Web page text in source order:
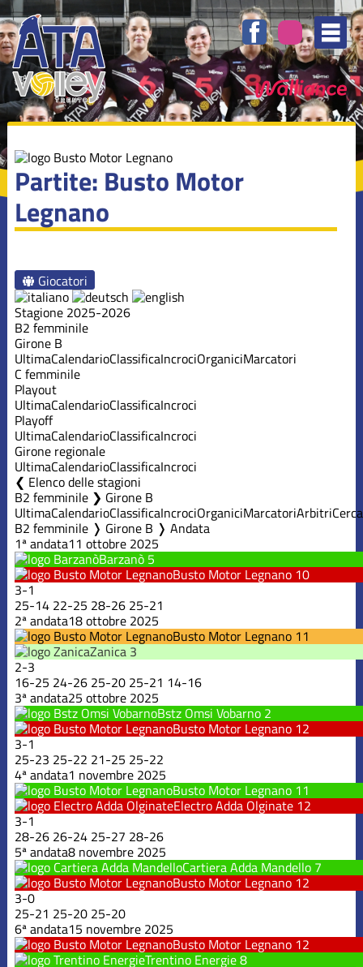
Partite: Busto Motor
Legnano
Giocatori
Stagione 2025-2026
B2 femminile
Girone B
UltimaCalendarioClassificaIncrociOrganiciMarcatori
C femminile
Playout
UltimaCalendarioClassificaIncroci
Playoff
UltimaCalendarioClassificaIncroci
Girone regionale
UltimaCalendarioClassificaIncroci
Elenco delle stagioni
B2 femminile ❯ Girone B
UltimaCalendarioClassificaIncrociOrganiciMarcatoriArbitriCerca
B2 femminile ❭ Girone B ❭ Andata
1ª andata11 ottobre 2025
Barzanò 5
Busto Motor Legnano 10
3-1
25-14 22-25 28-26 25-21
2ª andata18 ottobre 2025
Busto Motor Legnano 11
Zanica 3
2-3
16-25 24-26 25-20 25-21 14-16
3ª andata25 ottobre 2025
Bstz Omsi Vobarno 2
Busto Motor Legnano 12
3-1
25-23 25-22 21-25 25-22
4ª andata1 novembre 2025
Busto Motor Legnano 11
Electro Adda Olginate 12
3-1
28-26 26-24 25-27 28-26
5ª andata8 novembre 2025
Cartiera Adda Mandello 7
Busto Motor Legnano 12
3-0
25-21 25-20 25-20
6ª andata15 novembre 2025
Busto Motor Legnano 12
Trentino Energie8